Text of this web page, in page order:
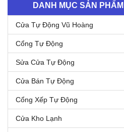
DANH MỤC SẢN PHẨM
Cửa Tự Động Vũ Hoàng
Cổng Tự Động
Sửa Cửa Tự Động
Cửa Bán Tự Động
Cổng Xếp Tự Động
Cửa Kho Lạnh